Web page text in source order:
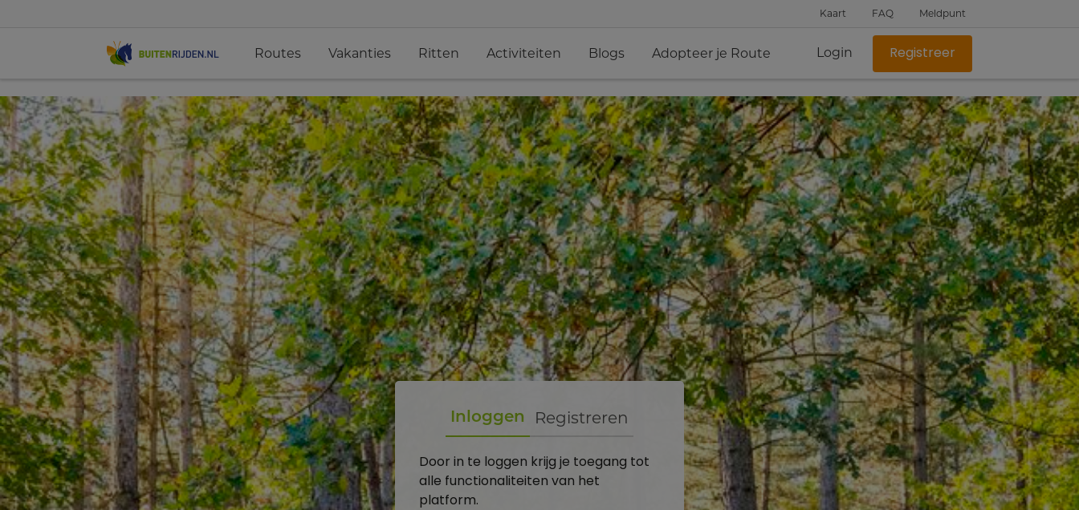
Kaart FAQ Meldpunt
Routes Vakanties Ritten Activiteiten Blogs Adopteer je Route Login Registreer
Inloggen Registreren
Door in te loggen krijg je toegang tot
alle functionaliteiten van het
platform.